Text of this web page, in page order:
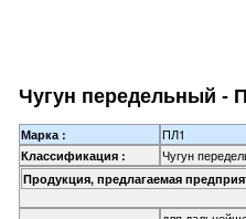
Чугун передельный -
Марка : ПЛ1
Классификация : Чугун
Продукция, предлагаемая